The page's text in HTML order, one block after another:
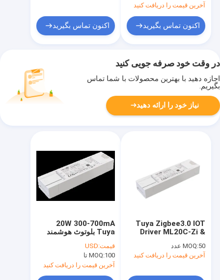
اکنون تماس بگیرید
آخرین قیمت را دریافت کنید
اکنون تماس بگیرید
در وقت خود صرفه جویی کنید
اجازه دهید با بهترین محصولات با شما تماس
بگیریم.
نیاز خود را ارائه دهید
20W 300-700mA
Tuya بلوتوث هوشمند
بدون فلکر جریان ثابت
قیمت:USD
MOQ:100 تا
آخرین قیمت را دریافت کنید
Tuya Zigbee3.0 IOT
Driver ML20C-Zi &
& ML46CC-Zi
MOQ:50 عدد
آخرین قیمت را دریافت کنید